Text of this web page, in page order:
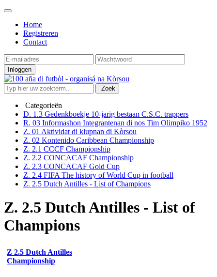
Home
Registreren
Contact
Inloggen
Zoek
Categorieën
D. 1.3 Gedenkboekje 10-jarig bestaan C.S.C. trappers
R. 03 Informashon Integrantenan di nos Tim Olimpiko 1952
Z. 01 Aktividat di klupnan di Kòrsou
Z. 02 Kontenido Caribbean Championship
Z. 2.1 CCCF Championship
Z. 2.2 CONCACAF Championship
Z. 2.3 CONCACAF Gold Cup
Z. 2.4 FIFA The history of World Cup in football
Z. 2.5 Dutch Antilles - List of Champions
Z. 2.5 Dutch Antilles - List of
Champions
Z 2.5 Dutch Antilles
Championship